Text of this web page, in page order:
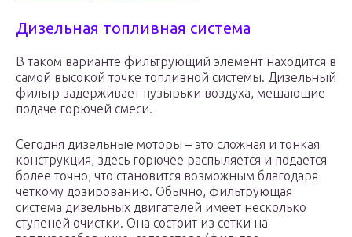
Дизельная топливная система
В таком варианте фильтрующий элемент находится в
самой высокой точке топливной системы. Дизельный
фильтр задерживает пузырьки воздуха, мешающие
подаче горючей смеси.
Сегодня дизельные моторы – это сложная и тонкая
конструкция, здесь горючее распыляется и подается
более точно, что становится возможным благодаря
четкому дозированию. Обычно, фильтрующая
система дизельных двигателей имеет несколько
ступеней очистки. Она состоит из сетки на